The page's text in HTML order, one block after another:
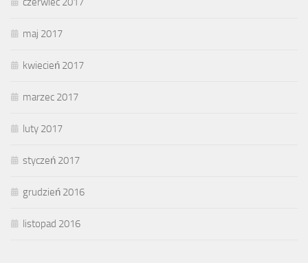
maj 2017
kwiecień 2017
marzec 2017
luty 2017
styczeń 2017
grudzień 2016
listopad 2016